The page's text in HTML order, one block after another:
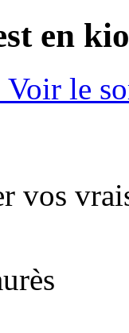
en
Voir le
vos